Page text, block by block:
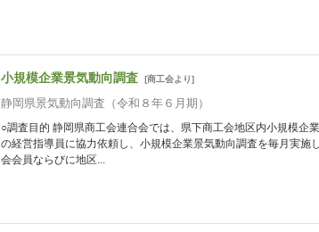
小規模企業景気動向調査 [商工会より]
静岡県景気動向調査（令和８年６月期）
○調査目的 静岡県商工会連合会では、県下商工会地区内小規模企
の経営指導員に協力依頼し、小規模企業景気動向調査を毎月実施
会会員ならびに地区...